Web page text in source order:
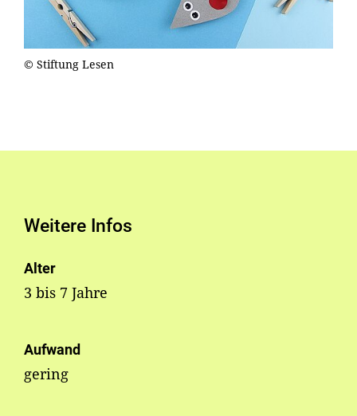
© Stiftung Lesen
Weitere Infos
Alter
3 bis 7 Jahre
Aufwand
gering